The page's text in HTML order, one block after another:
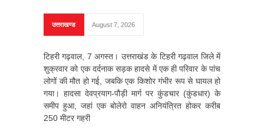
उत्तराखण्ड August 7, 2026
टिहरी गढ़वाल, 7 अगस्त। उत्तराखंड के टिहरी गढ़वाल जिले में
शुक्रवार को एक दर्दनाक सड़क हादसे में एक ही परिवार के पांच
लोगों की मौत हो गई, जबकि एक किशोर गंभीर रूप से घायल हो
गया। हादसा देवप्रयाग-पौड़ी मार्ग पर कुंडचार (कुंडधार) के
समीप हुआ, जहां एक बोलेरो वाहन अनियंत्रित होकर करीब
250 मीटर गहरी